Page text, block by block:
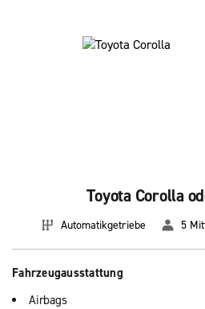
Toyota Corolla
Automatikgetriebe 5
Fahrzeugausstattung
Airbags